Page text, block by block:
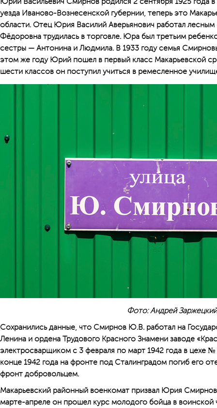
уезда Иваново-Вознесенской губернии, теперь это
области. Отец Юрия Василий Аверьянович работал
Фёдоровна трудилась в торговле. Юра был третьим
сестры — Антонина и Людмила. В 1933 году семья
этом же году Юрий пошел в первый класс Макарьевской
шести классов он поступил учиться в ремесленное
Фото: Андрей Заржецкий
Сохранились данные, что Смирнов Ю.В. работал на
Ленина и ордена Трудового Красного Знамени заводе
электросварщиком с 3 февраля по март 1942 года в цехе
конце 1942 года на фронте под Сталинградом погиб его
фронт добровольцем.
Макарьевский районный военкомат призвал Юрия
марте-апреле он прошел курс молодого бойца в воинской